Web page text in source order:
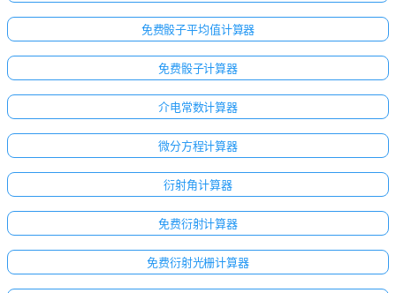
免费骰子平均值计算器
免费骰子计算器
介电常数计算器
微分方程计算器
衍射角计算器
免费衍射计算器
免费衍射光栅计算器